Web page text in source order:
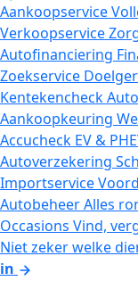
Aankoopservice
Verkoopservice
Autofinanciering
Zoekservice
Kentekencheck
Aankoopkeuring
Accucheck EV &
Autoverzekering
Importservice
AutobeheerAlles
Occasions Vind,
Niet zeker welke
in